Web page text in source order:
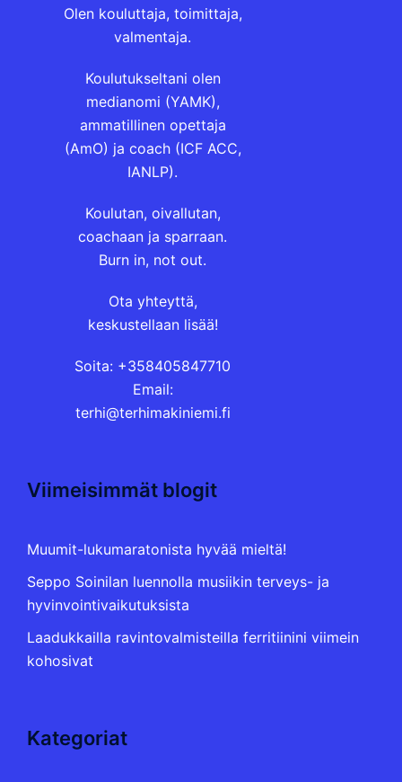
Olen kouluttaja, toimittaja,
valmentaja.
Koulutukseltani olen
medianomi (YAMK),
ammatillinen opettaja
(AmO) ja coach (ICF ACC,
IANLP).
Koulutan, oivallutan,
coachaan ja sparraan.
Burn in, not out.
Ota yhteyttä,
keskustellaan lisää!
Soita: +358405847710
Email:
terhi@terhimakiniemi.fi
Viimeisimmät blogit
Muumit-lukumaratonista hyvää mieltä!
Seppo Soinilan luennolla musiikin terveys- ja
hyvinvointivaikutuksista
Laadukkailla ravintovalmisteilla ferritiinini viimein
kohosivat
Kategoriat